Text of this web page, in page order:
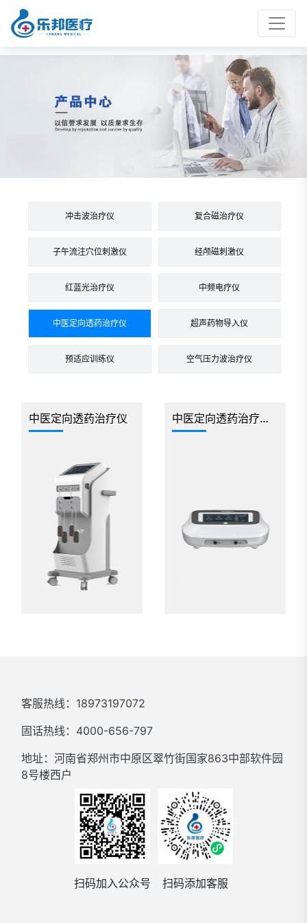
冲击波治疗仪 复合磁治疗仪
子午流注穴位刺激仪 经颅磁刺激仪
红蓝光治疗仪 中频电疗仪
中医定向透药治疗仪 超声药物导入仪
预适应训练仪 空气压力波治疗仪
中医定向透药治疗仪 中医定向透药治疗仪台式
客服热线：18973197072
固话热线：4000-656-797
地址：河南省郑州市中原区翠竹街国家863中部软件园
8号楼西户
扫码加入公众号 扫码添加客服